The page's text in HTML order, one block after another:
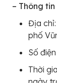
– Thông tin
Địa
phố
Số
Thời